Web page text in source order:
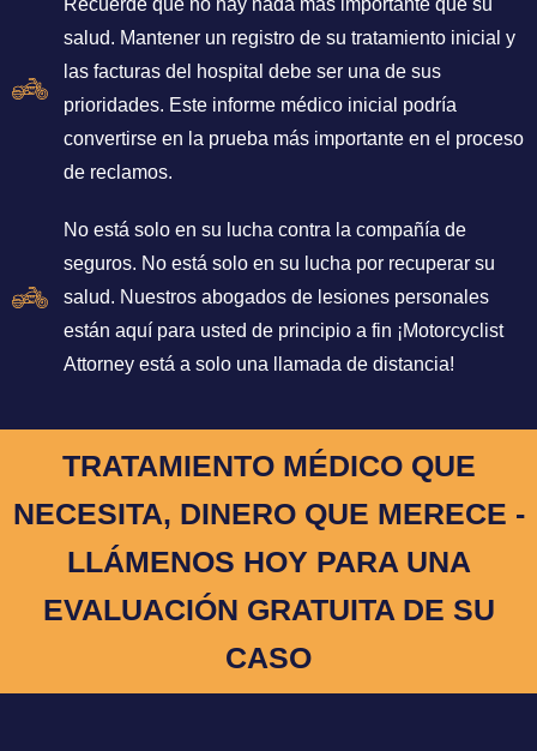
Recuerde que no hay nada más importante que su
salud. Mantener un registro de su tratamiento inicial y
las facturas del hospital debe ser una de sus
prioridades. Este informe médico inicial podría
convertirse en la prueba más importante en el proceso
de reclamos.
No está solo en su lucha contra la compañía de
seguros. No está solo en su lucha por recuperar su
salud. Nuestros abogados de lesiones personales
están aquí para usted de principio a fin ¡Motorcyclist
Attorney está a solo una llamada de distancia!
TRATAMIENTO MÉDICO QUE
NECESITA, DINERO QUE MERECE -
LLÁMENOS HOY PARA UNA
EVALUACIÓN GRATUITA DE SU
CASO